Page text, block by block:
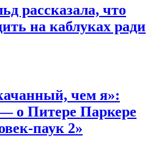
рассказала, что
на каблуках ради
чем я»:
о Питере Паркере
паук 2»